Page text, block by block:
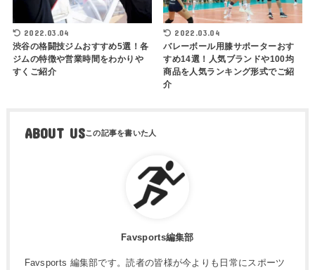
2022.03.04
渋谷の格闘技ジムおすすめ5選！各
ジムの特徴や営業時間をわかりや
すくご紹介
2022.03.04
バレーボール用膝サポーターおす
すめ14選！人気ブランドや100均
商品を人気ランキング形式でご紹
介
ABOUT US
Favsports編集部
Favsports 編集部です。読者の皆様が今よりも日常にスポーツ